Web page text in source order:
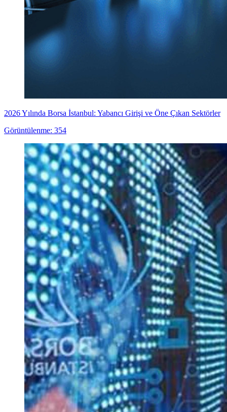
2026 Yılında Borsa İstanbul: Yabancı Girişi ve Öne Çıkan Sektörler
Görüntülenme: 354